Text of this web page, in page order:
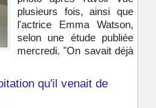
plusieurs fois, ainsi que
l'actrice Emma Watson,
selon une étude publiée
mercredi. "On savait déjà
qu'il venait de